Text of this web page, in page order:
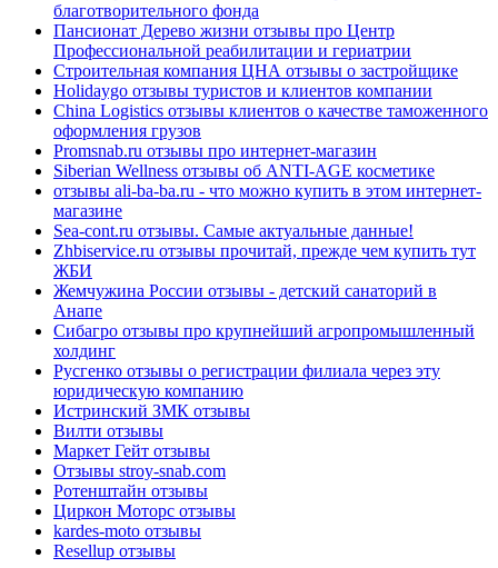
благотворительного фонда
Пансионат Дерево жизни отзывы про Центр
Профессиональной реабилитации и гериатрии
Строительная компания ЦНА отзывы о застройщике
Holidaygo отзывы туристов и клиентов компании
China Logistics отзывы клиентов о качестве таможенного
оформления грузов
Promsnab.ru отзывы про интернет-магазин
Siberian Wellness отзывы об ANTI-AGE косметике
отзывы ali-ba-ba.ru - что можно купить в этом интернет-
магазине
Sea-cont.ru отзывы. Самые актуальные данные!
Zhbiservice.ru отзывы прочитай, прежде чем купить тут
ЖБИ
Жемчужина России отзывы - детский санаторий в
Анапе
Сибагро отзывы про крупнейший агропромышленный
холдинг
Русгенко отзывы о регистрации филиала через эту
юридическую компанию
Истринский ЗМК отзывы
Вилти отзывы
Маркет Гейт отзывы
Отзывы stroy-snab.com
Ротенштайн отзывы
Циркон Моторс отзывы
kardes-moto отзывы
Resellup отзывы